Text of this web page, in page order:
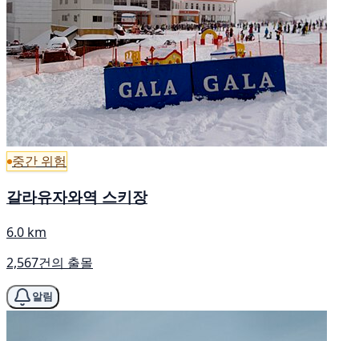
중간 위험
갈라유자와역 스키장
6.0 km
2,567건의 출몰
알림